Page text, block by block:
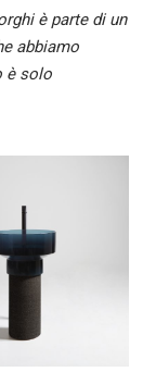
è parte di un
abbiamo
è solo